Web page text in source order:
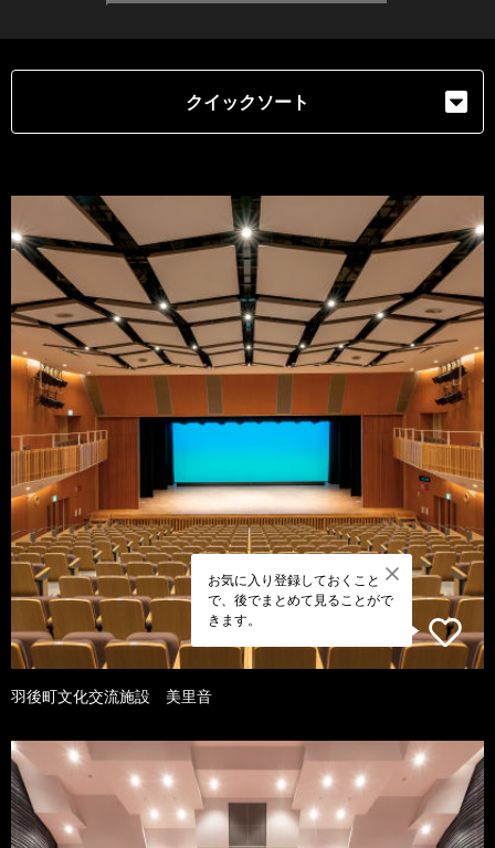
クイックソート
お気に入り登録しておくこと
で、後でまとめて見ることがで
きます。
羽後町文化交流施設 美里音